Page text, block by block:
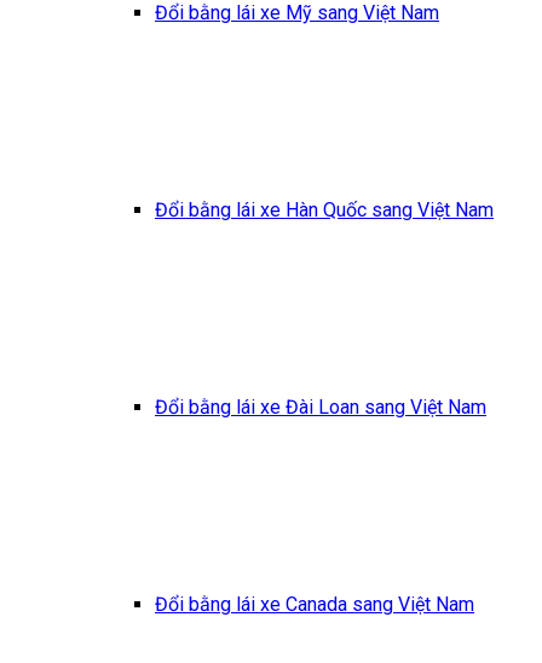
Đổi bằng lái xe Mỹ sang Việt Nam
Đổi bằng lái xe Hàn Quốc sang Việt Nam
Đổi bằng lái xe Đài Loan sang Việt Nam
Đổi bằng lái xe Canada sang Việt Nam